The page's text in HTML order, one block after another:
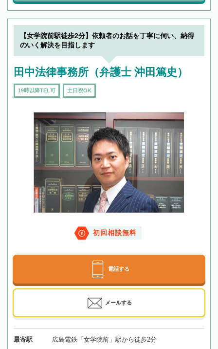
【女学院前駅徒歩2分】依頼者のお話を丁寧に伺い、納得
のいく解決を目指します
田中法律事務所（弁護士 沖田篤史）
19時以降TEL可 土日祝OK
初回相談無料
電話する
メールする
最寄駅 広島電鉄「女学院前」駅から徒歩2分